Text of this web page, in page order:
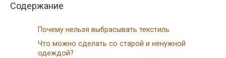
Содержание
Почему нельзя выбрасывать текстиль
Что можно сделать со старой и ненужной
одеждой?